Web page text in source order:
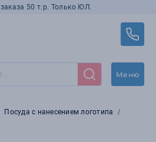
50 т.р. Только ЮЛ.
Меню
Посуда с нанесением логотипа